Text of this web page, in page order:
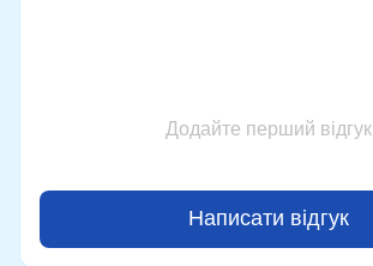
Додайте перший відгук
Написати відгук